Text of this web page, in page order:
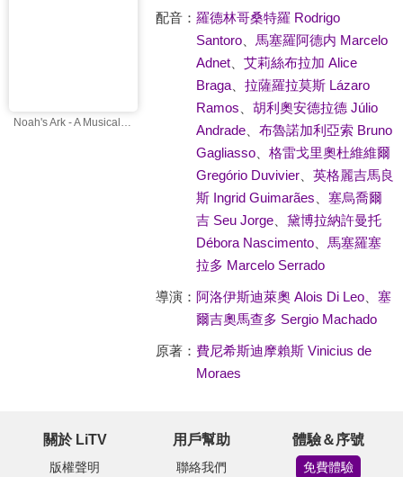
Noah's Ark - A Musical Adventure (English)
配音： 羅德林哥桑特羅 Rodrigo
Santoro、 馬塞羅阿德内 Marcelo
Adnet、 艾莉絲布拉加 Alice
Braga、 拉薩羅拉莫斯 Lázaro
Ramos
胡利奧安德拉德 Júlio
Andrade、 布魯諾加利亞索 Bruno
Gagliasso、 格雷戈里奧杜維維爾
Gregório Duvivier、 英格麗吉馬良
斯 Ingrid Guimarães
塞烏喬爾
吉 Seu Jorge、 黛博拉納許曼托
Débora Nascimento、 馬塞羅塞
拉多 Marcelo Serrado
導演： 阿洛伊斯迪萊奧 Alois Di Leo、 塞
爾吉奧馬查多 Sergio Machado
原著： 費尼希斯迪摩賴斯 Vinicius de
Moraes
關於 LiTV
版權聲明
用戶幫助
聯絡我們
體驗＆序號
免費體驗